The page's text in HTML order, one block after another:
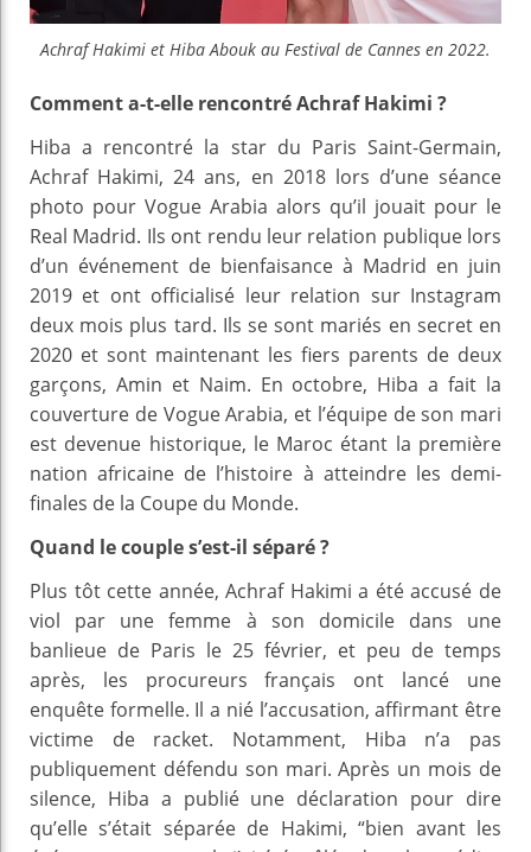
Achraf Hakimi et Hiba Abouk au Festival de Cannes en 2022.
Comment a-t-elle rencontré Achraf Hakimi ?
Hiba a rencontré la star du Paris Saint-Germain,
Achraf Hakimi, 24 ans, en 2018 lors d’une séance
photo pour Vogue Arabia alors qu’il jouait pour le
Real Madrid. Ils ont rendu leur relation publique lors
d’un événement de bienfaisance à Madrid en juin
2019 et ont officialisé leur relation sur Instagram
deux mois plus tard. Ils se sont mariés en secret en
2020 et sont maintenant les fiers parents de deux
garçons, Amin et Naim. En octobre, Hiba a fait la
couverture de Vogue Arabia, et l’équipe de son mari
est devenue historique, le Maroc étant la première
nation africaine de l’histoire à atteindre les demi-
finales de la Coupe du Monde.
Quand le couple s’est-il séparé ?
Plus tôt cette année, Achraf Hakimi a été accusé de
viol par une femme à son domicile dans une
banlieue de Paris le 25 février, et peu de temps
après, les procureurs français ont lancé une
enquête formelle. Il a nié l’accusation, affirmant être
victime de racket. Notamment, Hiba n’a pas
publiquement défendu son mari. Après un mois de
silence, Hiba a publié une déclaration pour dire
qu’elle s’était séparée de Hakimi, “bien avant les